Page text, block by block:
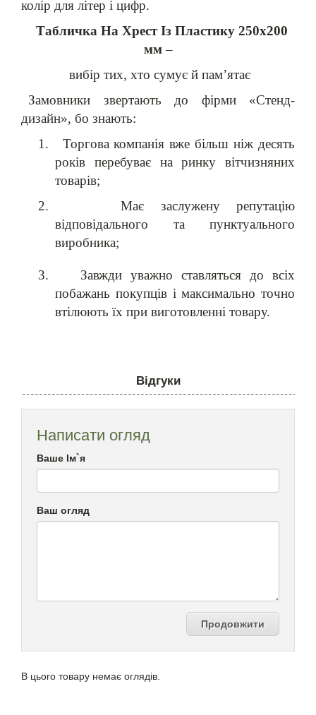
колір для літер і цифр.
Табличка На Хрест Із Пластику 250х200
мм–
вибір тих, хто сумує й пам’ятає
Замовники звертають до фірми «Стенд-
дизайн», бо знають:
1.
Торгова компанія вже більш ніж десять
років перебуває на ринку вітчизняних
товарів;
2.
Має заслужену репутацію
відповідального та пунктуального
виробника;
3.
Завжди уважно ставляться до всіх
побажань покупців і максимально точно
втілюють їх при виготовленні товару.
Відгуки
Написати огляд
Ваше Ім`я
Ваш огляд
Продовжити
В цього товару немає оглядів.